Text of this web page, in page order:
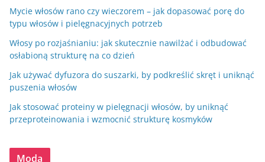
Mycie włosów rano czy wieczorem – jak dopasować porę do
typu włosów i pielęgnacyjnych potrzeb
Włosy po rozjaśnianiu: jak skutecznie nawilżać i odbudować
osłabioną strukturę na co dzień
Jak używać dyfuzora do suszarki, by podkreślić skręt i uniknąć
puszenia włosów
Jak stosować proteiny w pielęgnacji włosów, by uniknąć
przeproteinowania i wzmocnić strukturę kosmyków
Moda